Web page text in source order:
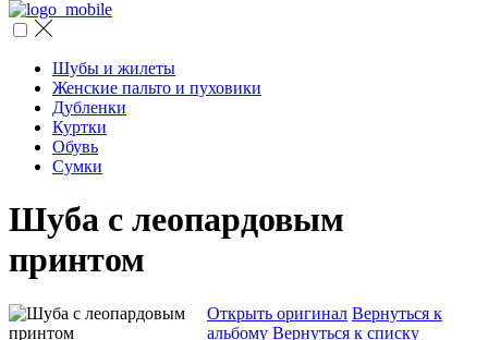
Шубы и жилеты
Женские пальто и пуховики
Дубленки
Куртки
Обувь
Сумки
Шуба с леопардовым
принтом
Открыть оригинал Вернуться к
альбому Вернуться к списку